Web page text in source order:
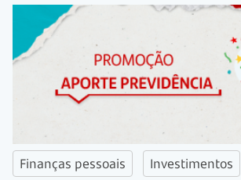
Finanças pessoais Investimentos